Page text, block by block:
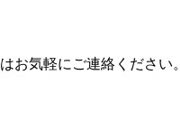
お気軽にご連絡ください。